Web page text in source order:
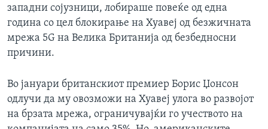
западни сојузници, лобираше повеќе од една
година со цел блокирање на Хуавеј од безжичната
мрежа 5G на Велика Британија од безбедносни
причини.
Во јануари британскиот премиер Борис Џонсон
одлучи да му овозможи на Хуавеј улога во развојот
на брзата мрежа, ограничувајќи го учеството на